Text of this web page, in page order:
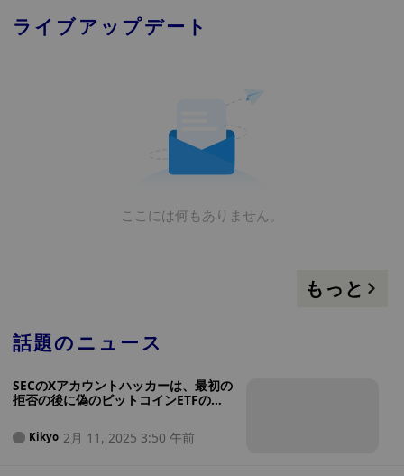
ライブアップデート
ここには何もありません。
もっと
話題のニュース
SECのXアカウントハッカーは、最初の
拒否の後に偽のビットコインETFの投
定されています。
Kikyo 2月 11, 2025 3:50 午前